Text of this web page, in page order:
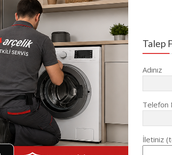
Talep
Adınız
Telefon
İletiniz